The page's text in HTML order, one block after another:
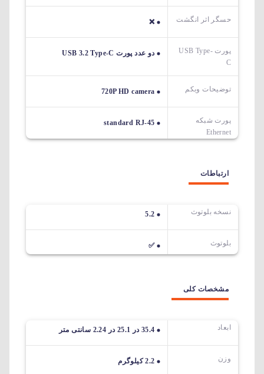
حسگر اثر انگشت ❌
پورت USB Type-
C
دو عدد پورت USB 3.2 Type-C
توضیحات وبکم 720P HD camera
پورت شبکه
Ethernet
standard RJ-45
ارتباطات
نسخه بلوتوث 5.2
بلوتوث ✅
مشخصات کلی
ابعاد 35.4 در 25.1 در 2.24 سانتی متر
وزن 2.2 کیلوگرم